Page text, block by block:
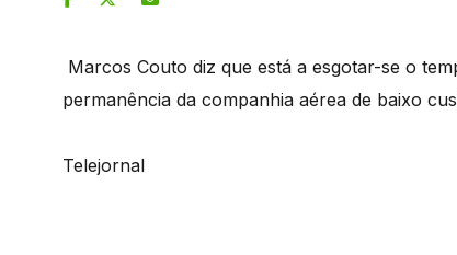
Marcos Couto diz que está a esgotar-se o
permanência da companhia aérea de baixo
Telejornal